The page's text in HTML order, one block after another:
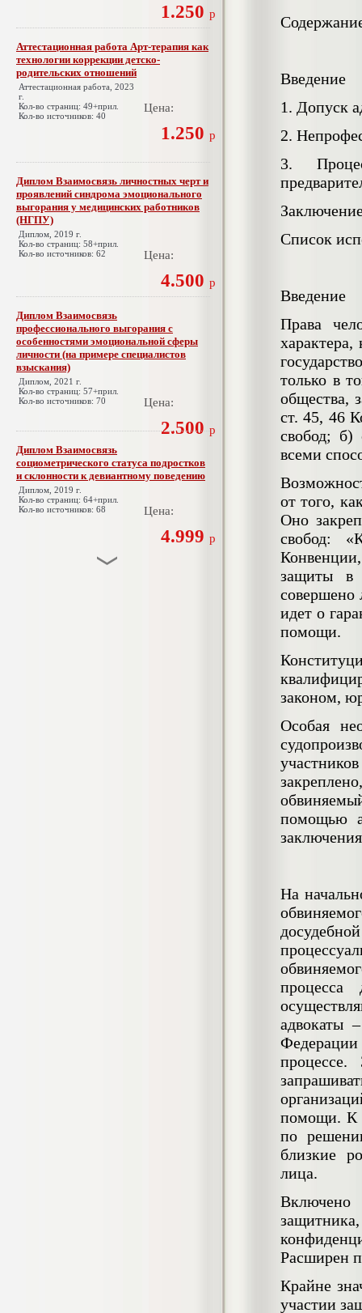
1.250 р
Аттестационная работа Арт-терапия как
технологии коррекции детско-
родительских отношений
Аттестационная работа, 2023
г.
Кол-во страниц: 49+прил.
Кол-во источников: 40
Цена:
1.250 р
Диплом Взаимосвязь личностных черт и
проявлений синдрома эмоционального
выгорания у медицинских работников
(НГПУ)
Диплом, 2019 г.
Кол-во страниц: 58+прил.
Кол-во источников: 62
Цена:
4.500 р
Диплом Взаимосвязь
профессионального выгорания с
особенностями эмоциональной сферы
личности (на примере специалистов
взыскания)
Диплом, 2021 г.
Кол-во страниц: 57+прил.
Кол-во источников: 70
Цена:
2.500 р
Диплом Взаимосвязь
социометрического статуса подростков
и склонности к девиантному поведению
Диплом, 2019 г.
Кол-во страниц: 64+прил.
Кол-во источников: 68
Цена:
4.999 р
Введение
1. Допуск
2.
3.
Список
Введение
Права
только в
общества,
ст. 45, 46
свобод; б)
всеми
от того,
Оно
свобод:
защиты в
совершено
идет о
помощи.
законом,
Особая
помощью
На
процесса
адвокаты
процессе.
помощи. К
по
близкие
лица.
Включено
Расширен
Крайне
участии